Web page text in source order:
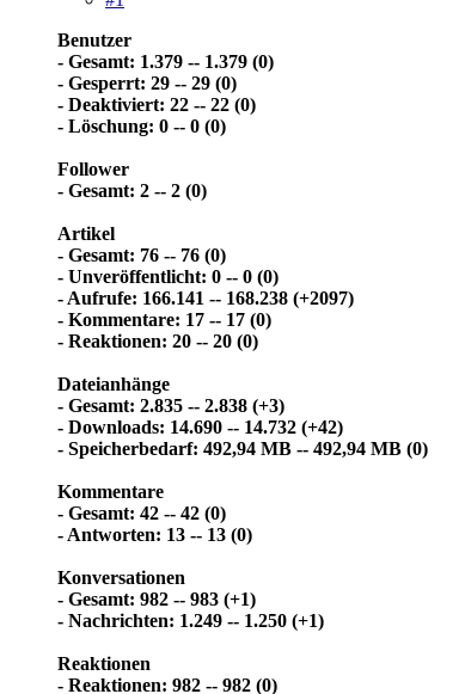
Benutzer
- Gesamt: 1.379 -- 1.379 (0)
- Gesperrt: 29 -- 29 (0)
- Deaktiviert: 22 -- 22 (0)
- Löschung: 0 -- 0 (0)
Follower
- Gesamt: 2 -- 2 (0)
Artikel
- Gesamt: 76 -- 76 (0)
- Unveröffentlicht: 0 -- 0 (0)
- Aufrufe: 166.141 -- 168.238 (+2097)
- Kommentare: 17 -- 17 (0)
- Reaktionen: 20 -- 20 (0)
Dateianhänge
- Gesamt: 2.835 -- 2.838 (+3)
- Downloads: 14.690 -- 14.732 (+42)
- Speicherbedarf: 492,94 MB -- 492,94 MB (0)
Kommentare
- Gesamt: 42 -- 42 (0)
- Antworten: 13 -- 13 (0)
Konversationen
- Gesamt: 982 -- 983 (+1)
- Nachrichten: 1.249 -- 1.250 (+1)
Reaktionen
- Reaktionen: 982 -- 982 (0)